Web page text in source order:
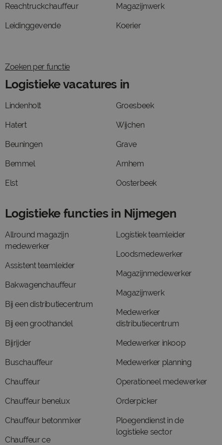
Reachtruckchauffeur
Leidinggevende
Magazijnwerk
Koerier
Zoeken per functie
Logistieke vacatures in
Lindenholt
Hatert
Beuningen
Bemmel
Elst
Groesbeek
Wijchen
Grave
Arnhem
Oosterbeek
Logistieke functies in Nijmegen
Allround magazijn
medewerker
Assistent teamleider
Bakwagenchauffeur
Bij een distributiecentrum
Bij een groothandel
Bijrijder
Buschauffeur
Chauffeur
Chauffeur benelux
Chauffeur betonmixer
Chauffeur ce
Logistiek teamleider
Loodsmedewerker
Magazijnmedewerker
Magazijnwerk
Medewerker
distributiecentrum
Medewerker inkoop
Medewerker planning
Operationeel medewerker
Orderpicker
Ploegendienst in de
logistieke sector